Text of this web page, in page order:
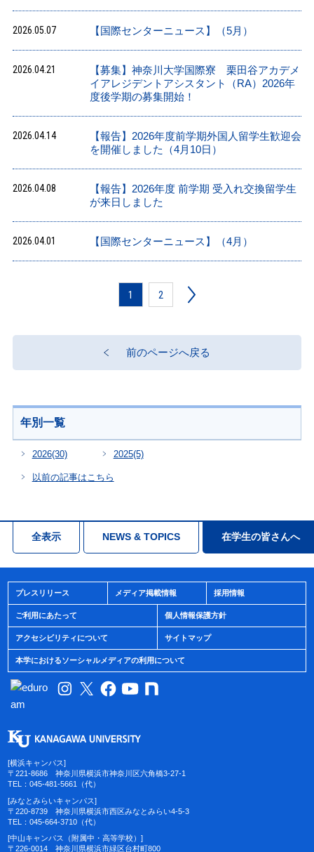
2026.05.07 【国際センターニュース】（5月）
2026.04.21
【募集】神奈川大学国際寮 栗田谷アカデメ
イアレジデントアシスタント（RA）2026年
度後学期の募集開始！
2026.04.14
【報告】2026年度前学期外国人留学生歓迎会
を開催しました（4月10日）
2026.04.08
【報告】2026年度 前学期 受入れ交換留学生
が来日しました
2026.04.01 【国際センターニュース】（4月）
1 2
前のページへ戻る
年別一覧
2026(30) 2025(5)
以前の記事はこちら
全表示 NEWS & TOPICS 在学生の皆さんへ
プレスリリース メディア掲載情報 採用情報
ご利用にあたって 個人情報保護方針
アクセシビリティについて サイトマップ
本学におけるソーシャルメディアの利用について
[横浜キャンパス]
〒221-8686 神奈川県横浜市神奈川区六角橋3-27-1
TEL：045-481-5661（代）
[みなとみらいキャンパス]
〒220-8739 神奈川県横浜市西区みなとみらい4-5-3
TEL：045-664-3710（代）
[中山キャンパス（附属中・高等学校）]
〒226-0014 神奈川県横浜市緑区台村町800